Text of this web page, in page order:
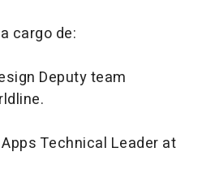
cargo de:
Deputy team
Technical Leader at